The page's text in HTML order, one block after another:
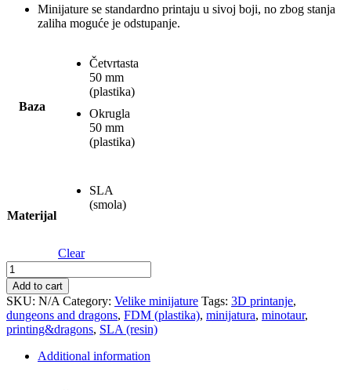
Minijature se standardno printaju u sivoj boji, no zbog stanja
zaliha moguće je odstupanje.
Baza
Četvrtasta
50 mm
(plastika)
Okrugla
50 mm
(plastika)
Materijal
SLA
(smola)
Clear
Minotaur
quantity
Add to cart
SKU: N/A Category: Velike minijature Tags: 3D printanje,
dungeons and dragons, FDM (plastika), minijatura, minotaur,
printing&dragons, SLA (resin)
Additional information